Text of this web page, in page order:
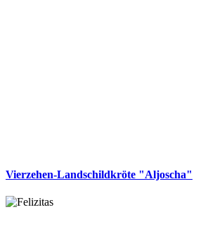
Vierzehen-Landschildkröte "Aljoscha"